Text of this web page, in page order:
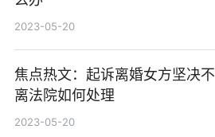
2023-05-20
焦点热文：起诉离婚女方坚决不
离法院如何处理
2023-05-20